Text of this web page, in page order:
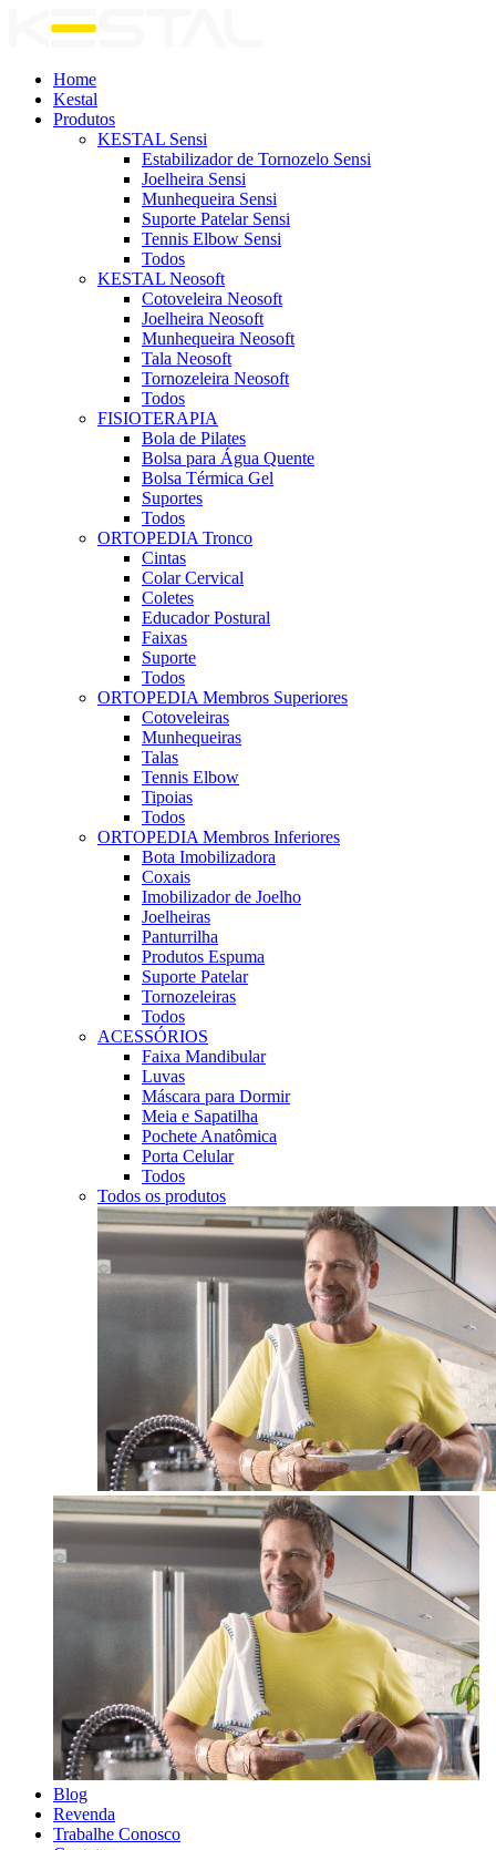
Home
Kestal
Produtos
KESTAL Sensi
Estabilizador de Tornozelo Sensi
Joelheira Sensi
Munhequeira Sensi
Suporte Patelar Sensi
Tennis Elbow Sensi
Todos
KESTAL Neosoft
Cotoveleira Neosoft
Joelheira Neosoft
Munhequeira Neosoft
Tala Neosoft
Tornozeleira Neosoft
Todos
FISIOTERAPIA
Bola de Pilates
Bolsa para Água Quente
Bolsa Térmica Gel
Suportes
Todos
ORTOPEDIA Tronco
Cintas
Colar Cervical
Coletes
Educador Postural
Faixas
Suporte
Todos
ORTOPEDIA Membros Superiores
Cotoveleiras
Munhequeiras
Talas
Tennis Elbow
Tipoias
Todos
ORTOPEDIA Membros Inferiores
Bota Imobilizadora
Coxais
Imobilizador de Joelho
Joelheiras
Panturrilha
Produtos Espuma
Suporte Patelar
Tornozeleiras
Todos
ACESSÓRIOS
Faixa Mandibular
Luvas
Máscara para Dormir
Meia e Sapatilha
Pochete Anatômica
Porta Celular
Todos
Todos os produtos
Blog
Revenda
Trabalhe Conosco